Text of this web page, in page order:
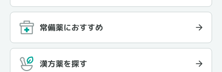
常備薬におすすめ
漢方薬を探す